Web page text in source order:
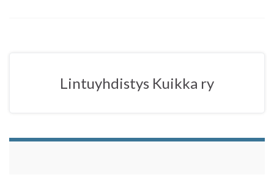
p
Lintuyhdistys Kuikka ry